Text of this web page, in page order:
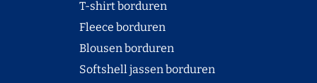
T-shirt borduren
Fleece borduren
Blousen borduren
Softshell jassen borduren